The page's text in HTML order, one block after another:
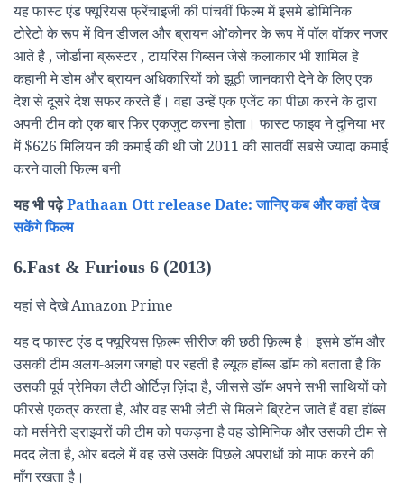
यह फास्ट एंड फ्यूरियस फ्रेंचाइजी की पांचवीं फिल्म में इसमे डोमिनिक
टोरेटो के रूप में विन डीजल और ब्रायन ओ’कोनर के रूप में पॉल वॉकर नजर
आते है , जोर्डाना ब्रूस्टर , टायरिस गिब्सन जेसे कलाकार भी शामिल हे
कहानी मे डोम और ब्रायन अधिकारियों को झूठी जानकारी देने के लिए एक
देश से दूसरे देश सफर करते हैं। वहा उन्हें एक एजेंट का पीछा करने के द्वारा
अपनी टीम को एक बार फिर एकजुट करना होता। फास्ट फाइव ने दुनिया भर
में $626 मिलियन की कमाई की थी जो 2011 की सातवीं सबसे ज्यादा कमाई
करने वाली फिल्म बनी
यह भी पढ़ेPathaan Ott release Date: जानिए कब और कहां देख
सकेंगे फिल्म
6.Fast & Furious 6 (2013)
यहां से देखे Amazon Prime
यह द फास्ट एंड द फ्यूरियस फ़िल्म सीरीज की छठी फ़िल्म है। इसमे डॉम और
उसकी टीम अलग-अलग जगहों पर रहती है ल्यूक हॉब्स डॉम को बताता है कि
उसकी पूर्व प्रेमिका लैटी ओर्टिज़ ज़िंदा है, जीससे डॉम अपने सभी साथियों को
फीरसे एकत्र करता है, और वह सभी लैटी से मिलने ब्रिटेन जाते हैं वहा हॉब्स
को मर्सनेरी ड्राइवरों की टीम को पकड़ना है वह डोमिनिक और उसकी टीम से
मदद लेता है, ओर बदले में वह उसे उसके पिछले अपराधों को माफ करने की
माँग रखता है।